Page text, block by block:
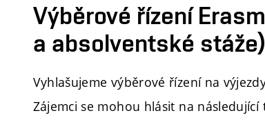
Výběrové řízení
a absolventské
Vyhlašujeme výběrové řízení na
Zájemci se mohou hlásit na následující